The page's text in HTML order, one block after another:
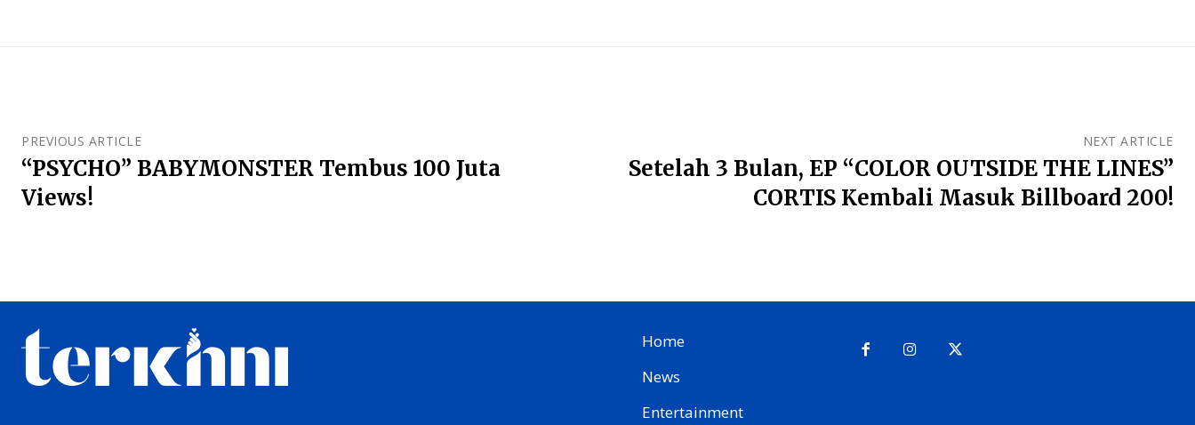
PREVIOUS ARTICLE
“PSYCHO” BABYMONSTER Tembus 100 Juta
Views!
NEXT ARTICLE
Setelah 3 Bulan, EP “COLOR OUTSIDE THE LINES”
CORTIS Kembali Masuk Billboard 200!
Home
News
Entertainment